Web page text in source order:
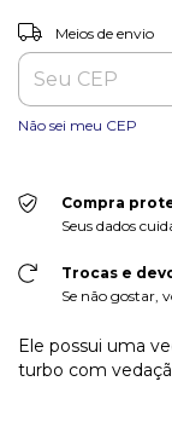
Entregas para o CEP:
Meios de envio
Não sei meu CEP
Compra
Seus dados
Trocas e
Se não gostar,
Ele possui uma
turbo com